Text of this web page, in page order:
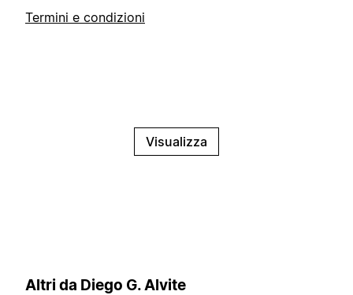
Termini e condizioni
Visualizza
Altri da Diego G. Alvite